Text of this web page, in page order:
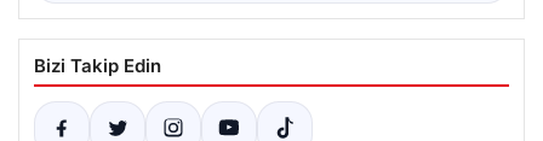
Bizi Takip Edin